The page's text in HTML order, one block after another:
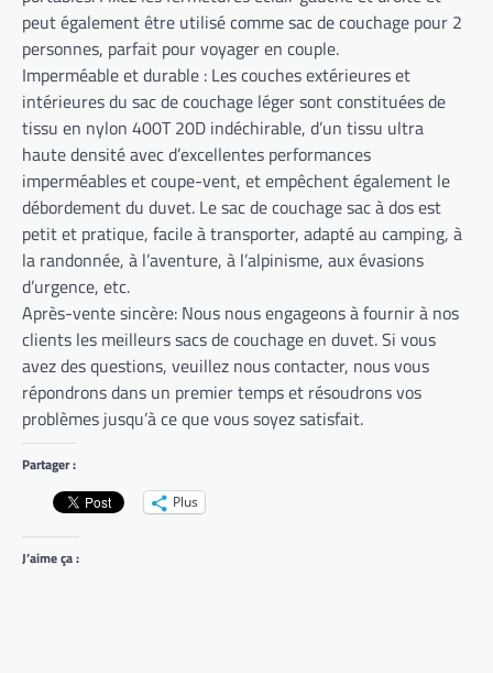
peut également être utilisé comme sac de couchage pour 2
personnes, parfait pour voyager en couple.
Imperméable et durable : Les couches extérieures et
intérieures du sac de couchage léger sont constituées de
tissu en nylon 400T 20D indéchirable, d’un tissu ultra
haute densité avec d’excellentes performances
imperméables et coupe-vent, et empêchent également le
débordement du duvet. Le sac de couchage sac à dos est
petit et pratique, facile à transporter, adapté au camping, à
la randonnée, à l’aventure, à l’alpinisme, aux évasions
d’urgence, etc.
Après-vente sincère: Nous nous engageons à fournir à nos
clients les meilleurs sacs de couchage en duvet. Si vous
avez des questions, veuillez nous contacter, nous vous
répondrons dans un premier temps et résoudrons vos
problèmes jusqu’à ce que vous soyez satisfait.
Partager :
Plus
J’aime ça :